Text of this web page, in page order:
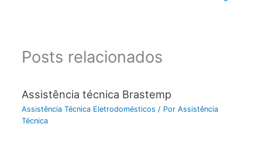
Posts relacionados
Assistência técnica Brastemp
Assistência Técnica Eletrodomésticos / Por Assistência
Técnica